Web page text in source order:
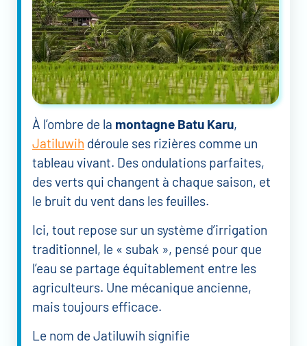
À l’ombre de la montagne Batu Karu,
Jatiluwih déroule ses rizières comme un
tableau vivant. Des ondulations parfaites,
des verts qui changent à chaque saison, et
le bruit du vent dans les feuilles.
Ici, tout repose sur un système d’irrigation
traditionnel, le « subak », pensé pour que
l’eau se partage équitablement entre les
agriculteurs. Une mécanique ancienne,
mais toujours efficace.
Le nom de Jatiluwih signifie